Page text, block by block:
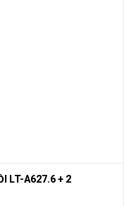
LT-A627.6 + 2